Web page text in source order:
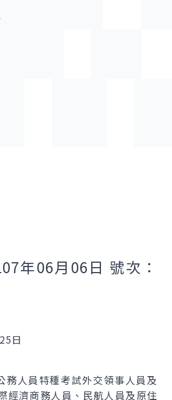
年06月06日 號次：
日
務人員特種考試外交領事人員及
經濟商務人員、民航人員及原住